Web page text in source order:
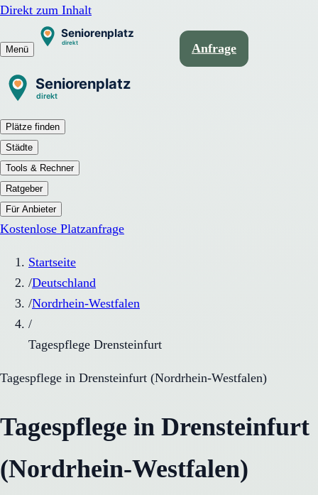
Direkt zum Inhalt
Menü Anfrage
Plätze finden
Städte
Tools & Rechner
Ratgeber
Für Anbieter
Kostenlose Platzanfrage
Startseite
/Deutschland
/Nordrhein-Westfalen
/
Tagespflege Drensteinfurt
Tagespflege in Drensteinfurt (Nordrhein-Westfalen)
Tagespflege in Drensteinfurt
(Nordrhein-Westfalen)